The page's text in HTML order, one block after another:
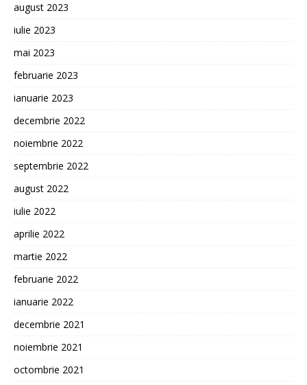
august 2023
iulie 2023
mai 2023
februarie 2023
ianuarie 2023
decembrie 2022
noiembrie 2022
septembrie 2022
august 2022
iulie 2022
aprilie 2022
martie 2022
februarie 2022
ianuarie 2022
decembrie 2021
noiembrie 2021
octombrie 2021